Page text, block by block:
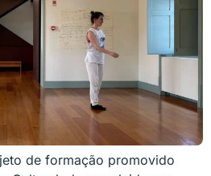
de formação promovido